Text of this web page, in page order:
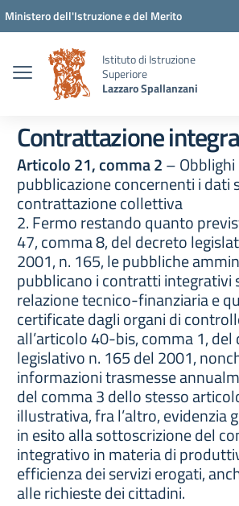
Vai ai contenuti
Vai al menu di navigazione
Vai al footer
Ministero dell'Istruzione e del Merito
Istituto di Istruzione
Superiore
Lazzaro Spallanzani
Contrattazione
Articolo 21, comma 2– Obblighi
pubblicazione concernenti i dati
contrattazione collettiva
2. Fermo restando quanto
47, comma 8, del decreto
2001, n. 165, le pubbliche
pubblicano i contratti integrativi
relazione tecnico-finanziaria e
certificate dagli organi di
all’articolo 40-bis, comma 1, del
legislativo n. 165 del 2001,
informazioni trasmesse
del comma 3 dello stesso
illustrativa, fra l’altro, evidenzia
in esito alla sottoscrizione del
integrativo in materia di
efficienza dei servizi erogati,
alle richieste dei cittadini.